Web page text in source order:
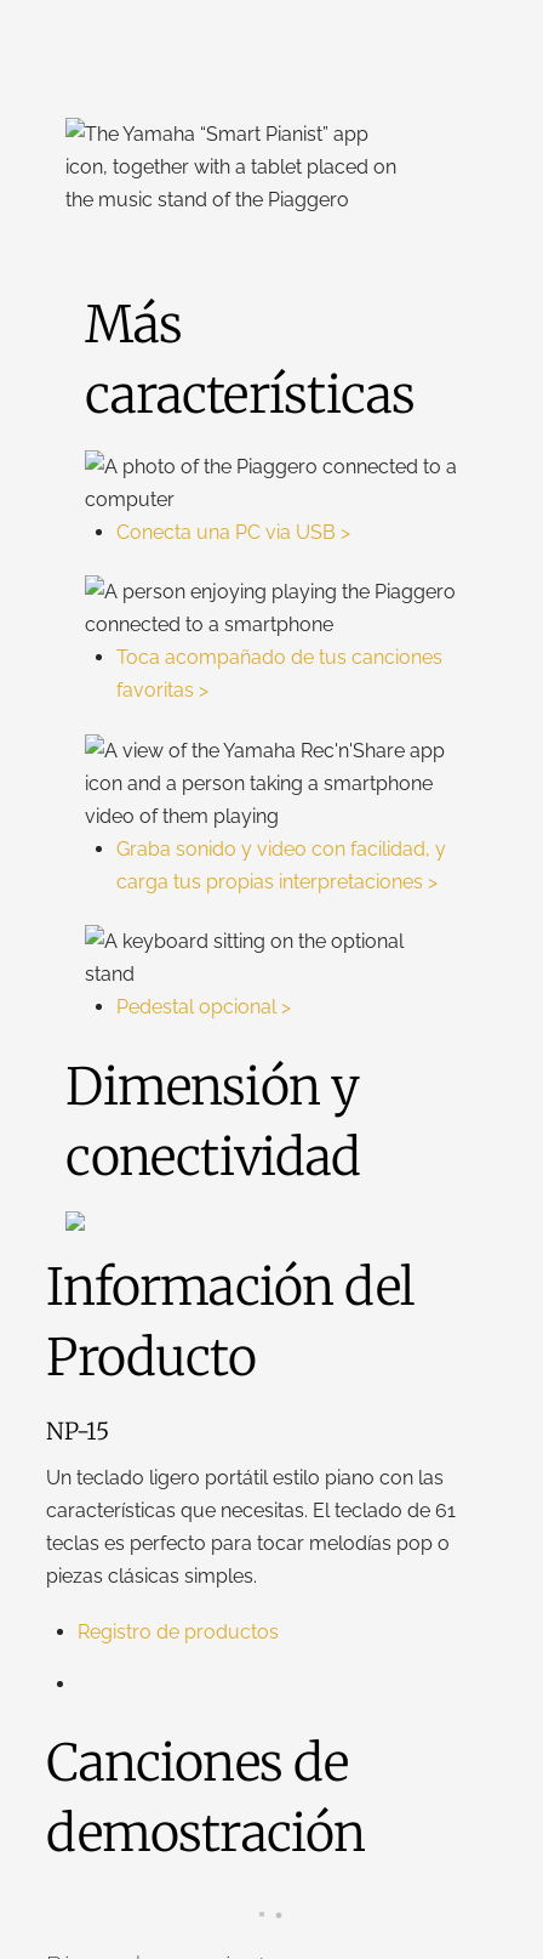
Más
características
Conecta una PC via USB >
Toca acompañado de tus canciones
favoritas >
Graba sonido y video con facilidad, y
carga tus propias interpretaciones >
Pedestal opcional >
Dimensión y
conectividad
Información del
Producto
NP-15
Un teclado ligero portátil estilo piano con las
características que necesitas. El teclado de 61
teclas es perfecto para tocar melodías pop o
piezas clásicas simples.
Registro de productos
Canciones de
demostración